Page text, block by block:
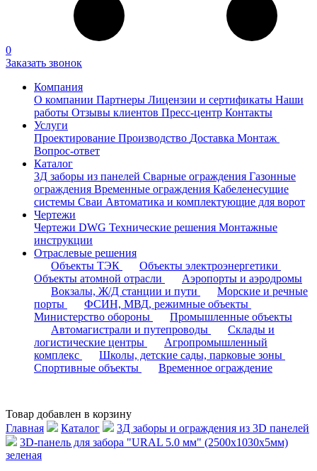
0
Заказать звонок
Компания
О компании Партнеры Лицензии и сертификаты Наши
работы Отзывы клиентов Пресс-центр Контакты
Услуги
Проектирование Производство Доставка Монтаж
Вопрос-ответ
Каталог
3Д заборы из панелей Сварные ограждения Газонные
ограждения Временные ограждения Кабеленесущие
системы Cваи Автоматика и комплектующие для ворот
Чертежи
Чертежи DWG Технические решения Монтажные
инструкции
Отраслевые решения
Объекты ТЭК
Объекты электроэнергетики
Объекты атомной отрасли
Аэропорты и аэродромы
Вокзалы, Ж/Д станции и пути
Морские и речные
порты
ФСИН, МВД, режимные объекты
Министерство обороны
Промышленные объекты
Автомагистрали и путепроводы
Склады и
логистические центры
Агропромышленный
комплекс
Школы, детские сады, парковые зоны
Спортивные объекты
Временное ограждение
Товар добавлен в корзину
Главная
Каталог
3Д заборы и ограждения из 3D панелей
3D-панель для забора "URAL 5.0 мм" (2500х1030х5мм)
зеленая